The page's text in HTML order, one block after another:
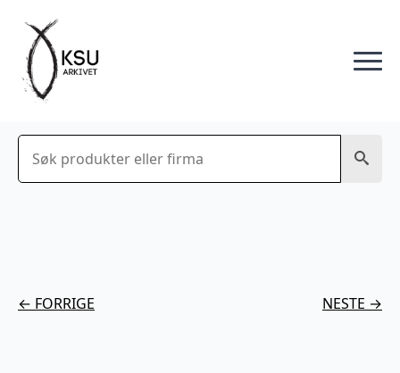
Søk
← FORRIGE NESTE →